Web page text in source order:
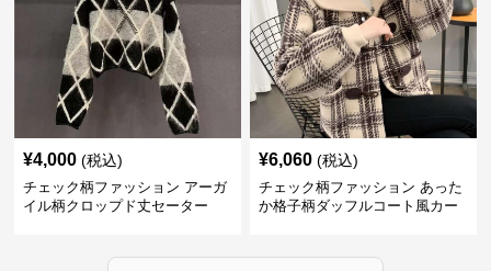
¥4,000 (税込)
チェック柄ファッション アーガ
イル柄クロップド丈セーター
¥6,060 (税込)
チェック柄ファッション あった
か格子柄ダッフルコート風カー